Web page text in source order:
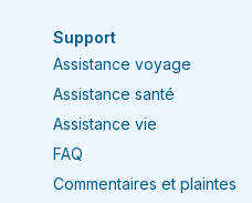
Support
Assistance voyage
Assistance santé
Assistance vie
FAQ
Commentaires et plaintes